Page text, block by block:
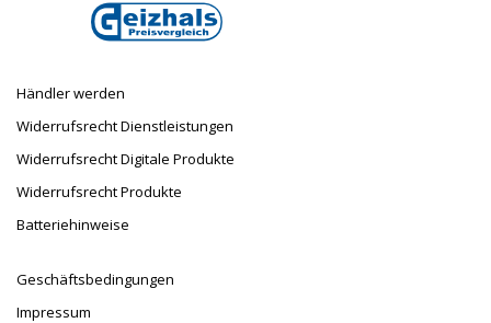
Händler werden
Widerrufsrecht Dienstleistungen
Widerrufsrecht Digitale Produkte
Widerrufsrecht Produkte
Batteriehinweise
Geschäftsbedingungen
Impressum